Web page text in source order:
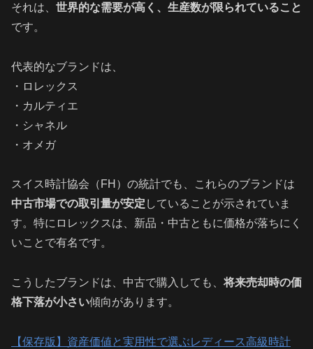
それは、 世界的な需要が高く、生産数が限られていること
です。
代表的なブランドは、
・ロレックス
・カルティエ
・シャネル
・オメガ
スイス時計協会（FH）の統計でも、これらのブランドは
中古市場での取引量が安定 していることが示されていま
す。特にロレックスは、新品・中古ともに価格が落ちにく
いことで有名です。
こうしたブランドは、中古で購入しても、将来売却時の価
格下落が小さい傾向があります。
【保存版】資産価値と実用性で選ぶレディース高級時計